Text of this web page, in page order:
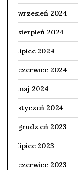
wrzesień 2024
sierpień 2024
lipiec 2024
czerwiec 2024
maj 2024
styczeń 2024
grudzień 2023
lipiec 2023
czerwiec 2023